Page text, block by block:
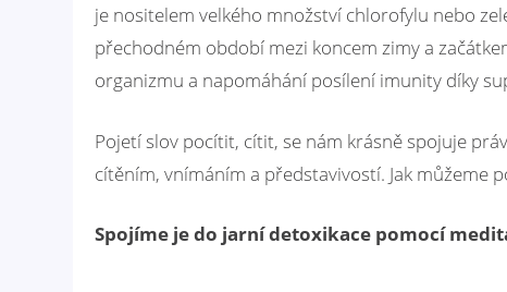
je nositelem velkého množství chlorofylu nebo
přechodném období mezi koncem zimy a
organizmu a napomáhání posílení imunity díky
Pojetí slov pocítit, cítit, se nám krásně spojuje
cítěním, vnímáním a představivostí. Jak
Spojíme je do jarní detoxikace pomocí